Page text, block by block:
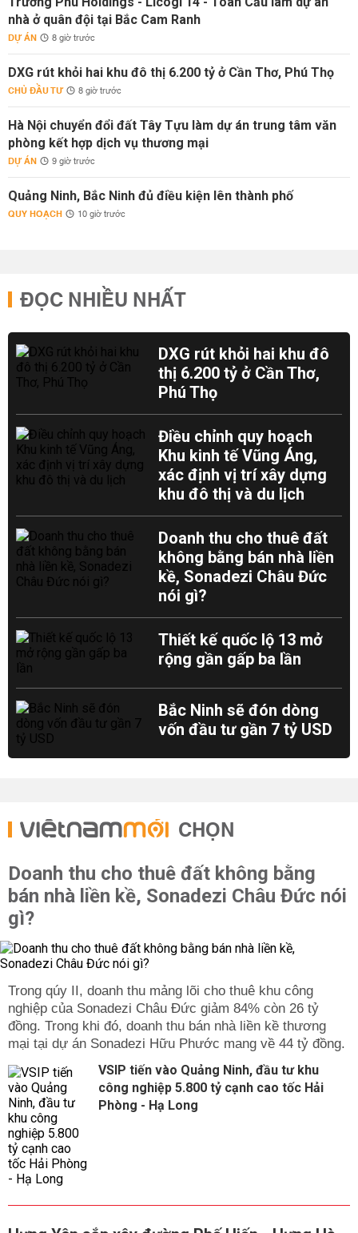
nhà ở quân đội tại Bắc Cam Ranh
DỰ ÁN 8 giờ trước
DXG rút khỏi hai khu đô thị 6.200 tỷ ở Cần Thơ, Phú Thọ
CHỦ ĐẦU TƯ 8 giờ trước
Hà Nội chuyển đổi đất Tây Tựu làm dự án trung tâm văn
phòng kết hợp dịch vụ thương mại
DỰ ÁN 9 giờ trước
Quảng Ninh, Bắc Ninh đủ điều kiện lên thành phố
QUY HOẠCH 10 giờ trước
ĐỌC NHIỀU NHẤT
DXG rút khỏi hai khu đô
thị 6.200 tỷ ở Cần Thơ,
Phú Thọ
Điều chỉnh quy hoạch
Khu kinh tế Vũng Áng,
xác định vị trí xây dựng
khu đô thị và du lịch
Doanh thu cho thuê đất
không bằng bán nhà liền
kề, Sonadezi Châu Đức
nói gì?
Thiết kế quốc lộ 13 mở
rộng gần gấp ba lần
Bắc Ninh sẽ đón dòng
vốn đầu tư gần 7 tỷ USD
CHỌN
Doanh thu cho thuê đất không bằng
bán nhà liền kề, Sonadezi Châu Đức nói
gì?
Trong qúy II, doanh thu mảng lõi cho thuê khu công
nghiệp của Sonadezi Châu Đức giảm 84% còn 26 tỷ
đồng. Trong khi đó, doanh thu bán nhà liền kề thương
mại tại dự án Sonadezi Hữu Phước mang về 44 tỷ đồng.
VSIP tiến vào Quảng Ninh, đầu tư khu
công nghiệp 5.800 tỷ cạnh cao tốc Hải
Phòng - Hạ Long